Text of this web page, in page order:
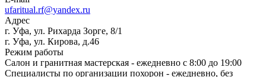
ufaritual.rf@yandex.ru
Адрес
г. Уфа, ул. Рихарда Зорге, 8/1
г. Уфа, ул. Кирова, д.46
Режим работы
Салон и гранитная мастерская - ежедневно с 8:00 до 19:00
Специалисты по организации похорон - ежедневно, без